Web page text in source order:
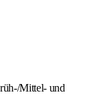
Mittel- und